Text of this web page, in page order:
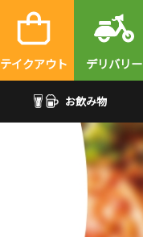
テイクアウト デリバリー
お飲み物